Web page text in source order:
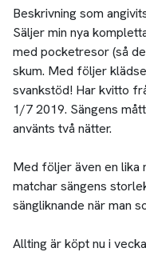
Beskrivning som
Säljer min nya
med pocketresor (så
skum. Med följer
svankstöd! Har kvitto
1/7 2019. Sängens
använts två nätter.
Med följer även en lika
matchar sängens
sängliknande när man
Allting är köpt nu i